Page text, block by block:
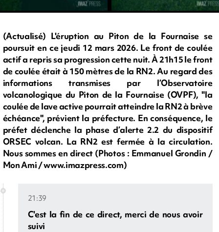
(Actualisé) L'éruption au Piton de la Fournaise se
poursuit en ce jeudi 12 mars 2026. Le front de coulée
actif a repris sa progression cette nuit. À 21h15 le front
de coulée était à 150 mètres de la RN2. Au regard des
informations transmises par l’Observatoire
volcanologique du Piton de la Fournaise (OVPF), "la
coulée de lave active pourrait atteindre la RN2 à brève
échéance", prévient la préfecture. En conséquence, le
préfet déclenche la phase d’alerte 2.2 du dispositif
ORSEC volcan. La RN2 est fermée à la circulation.
Nous sommes en direct (Photos : Emmanuel Grondin /
Mon Ami / www.imazpress.com)
21:39
C'est la fin de ce direct, merci de nous avoir
suivi